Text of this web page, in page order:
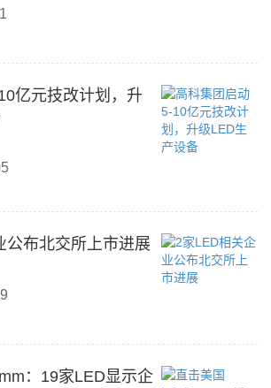
亿元技改计划，升
公布北交所上市进展
：19家LED显示企